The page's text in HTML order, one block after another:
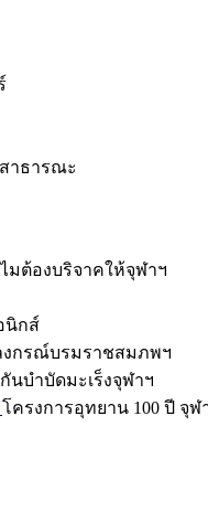
าธารณะ
มต้องบริจาคให้จุฬาฯ
นิกส์
งกรณ์บรมราชสมภพฯ
บำบัดมะเร็งจุฬาฯ
โครงการอุทยาน 100 ปี จุ